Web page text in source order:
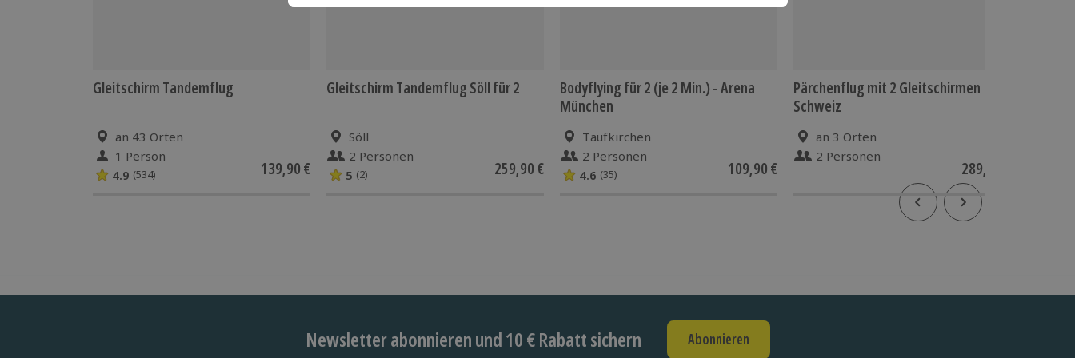
Gleitschirm Tandemflug
an 43 Orten
1 Person
4.9 (534) 139,90 €
Gleitschirm Tandemflug Söll für 2
Söll
2 Personen
5 (2) 259,90 €
Bodyflying für 2 (je 2 Min.) - Arena
München
Taufkirchen
2 Personen
4.6 (35) 109,90 €
Pärchenflug mit 2 Gleitschirmen
Schweiz
an 3 Orten
2 Personen
289,90 €
Newsletter abonnieren und 10 € Rabatt sichern Abonnieren